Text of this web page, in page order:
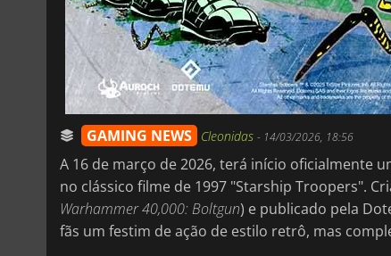
GAMING NEWS Cleonidas - 14/03/2026, 18:56
A 16 de março de 2026, terá início oficialmente
no clássico filme de 1997 "Starship Troopers".
Warhammer 40,000: Boltgun) e publicado pela
fãs um festim de ação de estilo retrô, mas